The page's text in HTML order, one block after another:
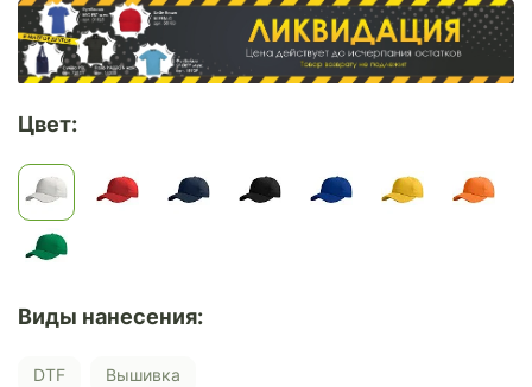
Цвет:
Виды нанесения:
DTF Вышивка